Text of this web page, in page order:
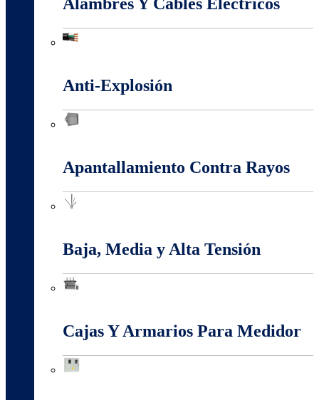
Alambres Y Cables Eléctricos
Anti-Explosión
Apantallamiento Contra Rayos
Baja, Media y Alta Tensión
Cajas Y Armarios Para Medidor